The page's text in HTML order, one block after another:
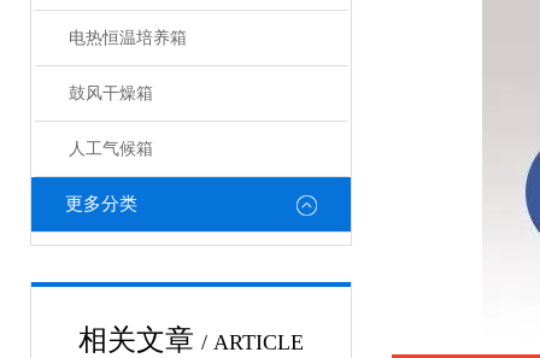
电热恒温培养箱
鼓风干燥箱
人工气候箱
更多分类
相关文章 / ARTICLE